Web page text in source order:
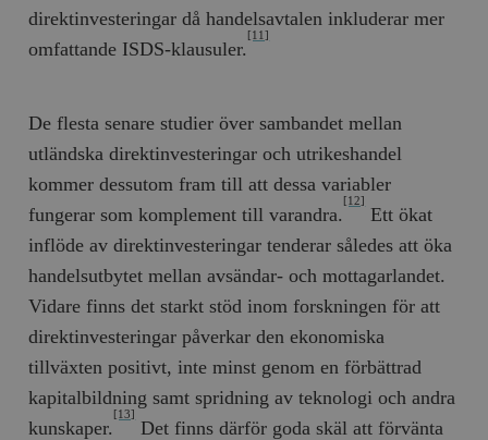
direktinvesteringar då handelsavtalen inkluderar mer
omfattande ISDS-klausuler.
[11]
De flesta senare studier över sambandet mellan
utländska direktinvesteringar och utrikeshandel
kommer dessutom fram till att dessa variabler
fungerar som komplement till varandra.
[12]
Ett ökat
inflöde av direktinvesteringar tenderar således att öka
handelsutbytet mellan avsändar- och mottagarlandet.
Vidare finns det starkt stöd inom forskningen för att
direktinvesteringar påverkar den ekonomiska
tillväxten positivt, inte minst genom en förbättrad
kapitalbildning samt spridning av teknologi och andra
kunskaper.
[13]
Det finns därför goda skäl att förvänta